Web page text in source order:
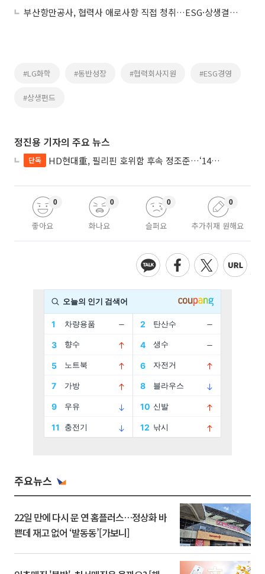
부산항만공사, 협력사 애로사항 직접 청취…ESG·상생결제 등 제도적 지원 확대
#LG화학 #동반성장 #협력회사지원 #ESG경영
#상생펀드
정진용 기자의 주요 뉴스
단독 HD현대重, 필리핀 호위함 후속 정조준…‘14척+α’ 싹쓸이 노린다
좋아요
0
화나요
0
슬퍼요
0
추가취재 원해요
0
주요뉴스
22일 만에 다시 문 연 홈플러스…정상화 바
쁜데 재고 없어 ‘발동동’[가보니]